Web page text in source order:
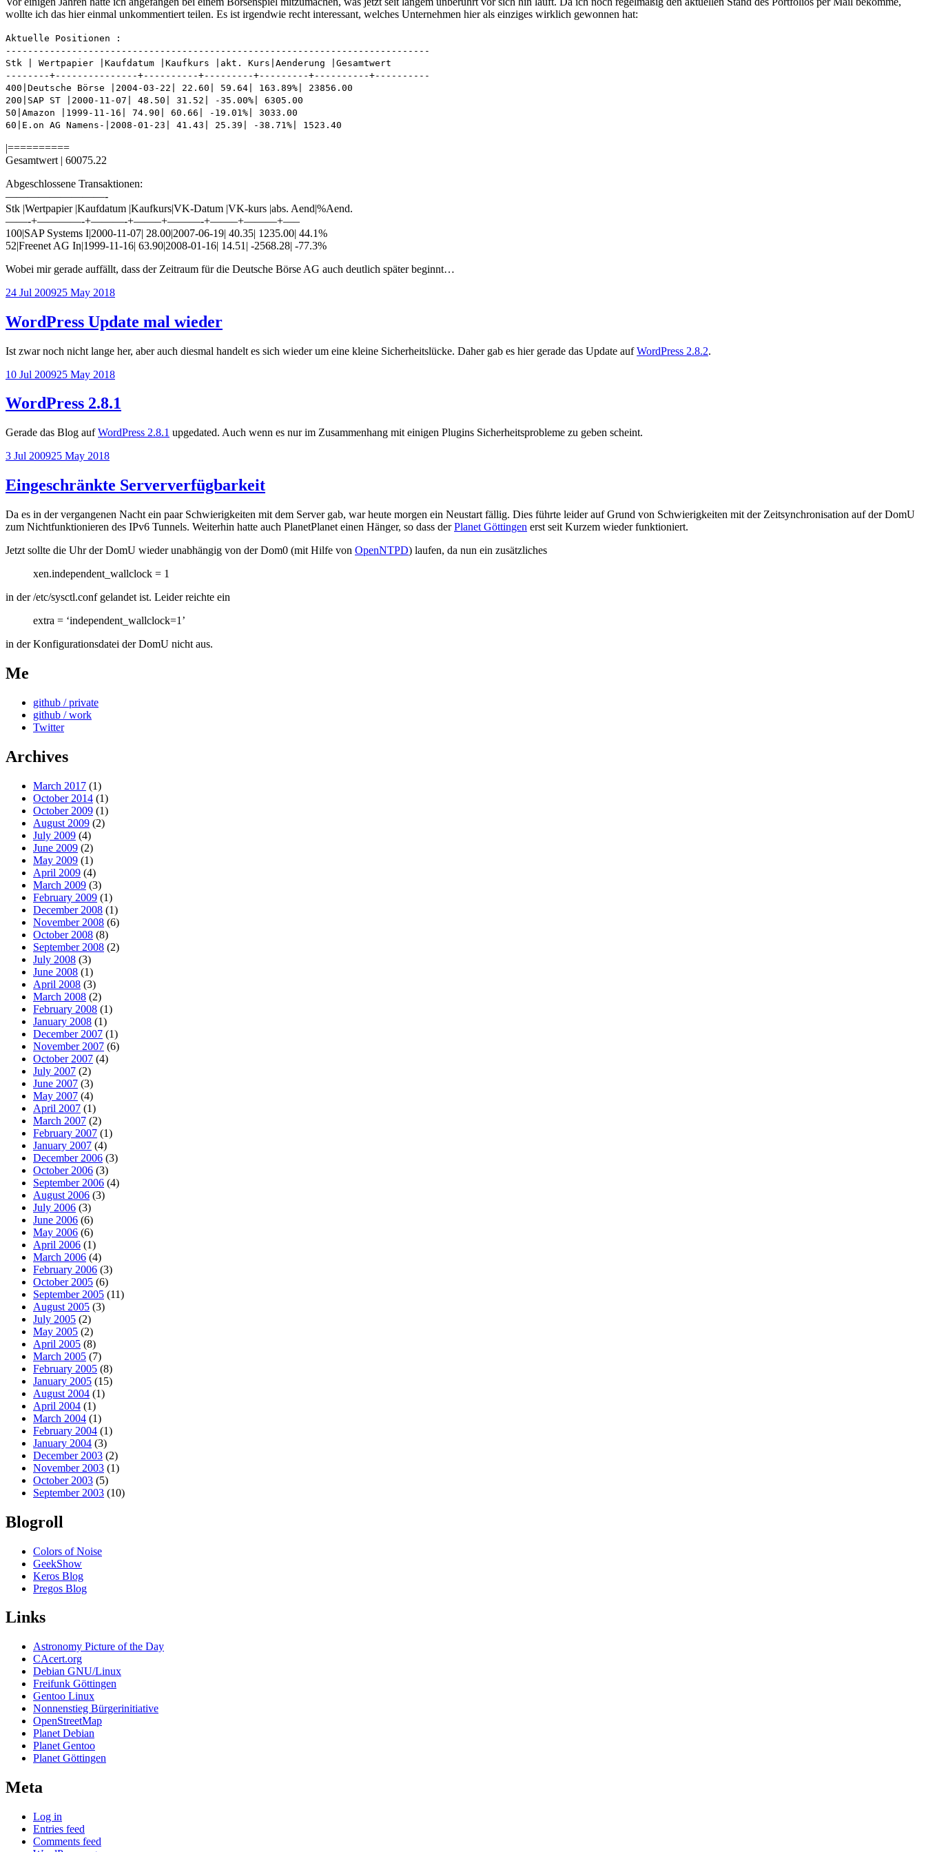
wollte ich das hier einmal unkommentiert teilen. Es ist irgendwie recht interessant, welches Unternehmen hier als einziges wirklich gewonnen hat:
Aktuelle Positionen :
-----------------------------------------------------------------------------
Stk | Wertpapier |Kaufdatum |Kaufkurs |akt. Kurs|Aenderung |Gesamtwert
--------+---------------+----------+---------+---------+----------+----------
400|Deutsche Börse |2004-03-22| 22.60| 59.64| 163.89%| 23856.00
200|SAP ST |2000-11-07| 48.50| 31.52| -35.00%| 6305.00
50|Amazon |1999-11-16| 74.90| 60.66| -19.01%| 3033.00
60|E.on AG Namens-|2008-01-23| 41.43| 25.39| -38.71%| 1523.40
|==========
Gesamtwert | 60075.22
Abgeschlossene Transaktionen:
—————————-
Stk |Wertpapier |Kaufdatum |Kaufkurs|VK-Datum |VK-kurs |abs. Aend|%Aend.
——-+————-+———-+——–+———-+——–+———+—–
100|SAP Systems I|2000-11-07| 28.00|2007-06-19| 40.35| 1235.00| 44.1%
52|Freenet AG In|1999-11-16| 63.90|2008-01-16| 14.51| -2568.28| -77.3%
Wobei mir gerade auffällt, dass der Zeitraum für die Deutsche Börse AG auch deutlich später beginnt…
Posted
24 Jul 200925 May 2018
WordPress Update mal wieder
Ist zwar noch nicht lange her, aber auch diesmal handelt es sich wieder um eine kleine Sicherheitslücke. Daher gab es hier gerade das Update aufWordPress 2.8.2.
Posted
10 Jul 200925 May 2018
WordPress 2.8.1
Gerade das Blog aufWordPress 2.8.1 upgedated. Auch wenn es nur im Zusammenhang mit einigen Plugins Sicherheitsprobleme zu geben scheint.
Posted
3 Jul 200925 May 2018
Eingeschränkte Serververfügbarkeit
Da es in der vergangenen Nacht ein paar Schwierigkeiten mit dem Server gab, war heute morgen ein Neustart fällig. Dies führte leider auf Grund von Schwierigkeiten mit der Zeitsynchronisation auf der DomU
zum Nichtfunktionieren des IPv6 Tunnels. Weiterhin hatte auch PlanetPlanet einen Hänger, so dass derPlanet Göttingen erst seit Kurzem wieder funktioniert.
Jetzt sollte die Uhr der DomU wieder unabhängig von der Dom0 (mit Hilfe von OpenNTPD) laufen, da nun ein zusätzliches
xen.independent_wallclock = 1
in der /etc/sysctl.conf gelandet ist. Leider reichte ein
extra = ‘independent_wallclock=1’
in der Konfigurationsdatei der DomU nicht aus.
Me
github / private
github / work
Twitter
Archives
March 2017 (1)
October 2014 (1)
October 2009 (1)
August 2009 (2)
July 2009 (4)
June 2009 (2)
May 2009 (1)
April 2009 (4)
March 2009 (3)
February 2009 (1)
December 2008 (1)
November 2008 (6)
October 2008 (8)
September 2008 (2)
July 2008 (3)
June 2008 (1)
April 2008 (3)
March 2008 (2)
February 2008 (1)
January 2008 (1)
December 2007 (1)
November 2007 (6)
October 2007 (4)
July 2007 (2)
June 2007 (3)
May 2007 (4)
April 2007 (1)
March 2007 (2)
February 2007 (1)
January 2007 (4)
December 2006 (3)
October 2006 (3)
September 2006 (4)
August 2006 (3)
July 2006 (3)
June 2006 (6)
May 2006 (6)
April 2006 (1)
March 2006 (4)
February 2006 (3)
October 2005 (6)
September 2005 (11)
August 2005 (3)
July 2005 (2)
May 2005 (2)
April 2005 (8)
March 2005 (7)
February 2005 (8)
January 2005 (15)
August 2004 (1)
April 2004 (1)
March 2004 (1)
February 2004 (1)
January 2004 (3)
December 2003 (2)
November 2003 (1)
October 2003 (5)
September 2003 (10)
Blogroll
Colors of Noise
GeekShow
Keros Blog
Pregos Blog
Links
Astronomy Picture of the Day
CAcert.org
Debian GNU/Linux
Freifunk Göttingen
Gentoo Linux
Nonnenstieg Bürgerinitiative
OpenStreetMap
Planet Debian
Planet Gentoo
Planet Göttingen
Meta
Log in
Entries feed
Comments feed